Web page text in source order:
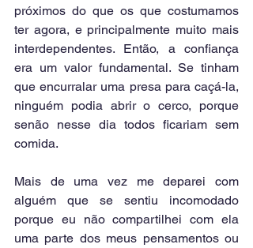
próximos do que os que costumamos
ter agora, e principalmente muito mais
interdependentes. Então, a confiança
era um valor fundamental. Se tinham
que encurralar uma presa para caçá-la,
ninguém podia abrir o cerco, porque
senão nesse dia todos ficariam sem
comida.
Mais de uma vez me deparei com
alguém que se sentiu incomodado
porque eu não compartilhei com ela
uma parte dos meus pensamentos ou